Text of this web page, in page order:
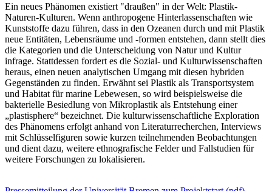
Ein neues Phänomen existiert "draußen" in der Welt: Plastik-
Naturen-Kulturen. Wenn anthropogene Hinterlassenschaften wie
Kunststoffe dazu führen, dass in den Ozeanen durch und mit Plastik
neue Entitäten, Lebensräume und -formen entstehen, dann stellt dies
die Kategorien und die Unterscheidung von Natur und Kultur
infrage. Stattdessen fordert es die Sozial- und Kulturwissenschaften
heraus, einen neuen analytischen Umgang mit diesen hybriden
Gegenständen zu finden. Erwähnt sei Plastik als Transportsystem
und Habitat für marine Lebewesen, so wird beispielsweise die
bakterielle Besiedlung von Mikroplastik als Entstehung einer
„plastisphere“ bezeichnet. Die kulturwissenschaftliche Exploration
des Phänomens erfolgt anhand von Literaturrecherchen, Interviews
mit Schlüsselfiguren sowie kurzen teilnehmenden Beobachtungen
und dient dazu, weitere ethnografische Felder und Fallstudien für
weitere Forschungen zu lokalisieren.